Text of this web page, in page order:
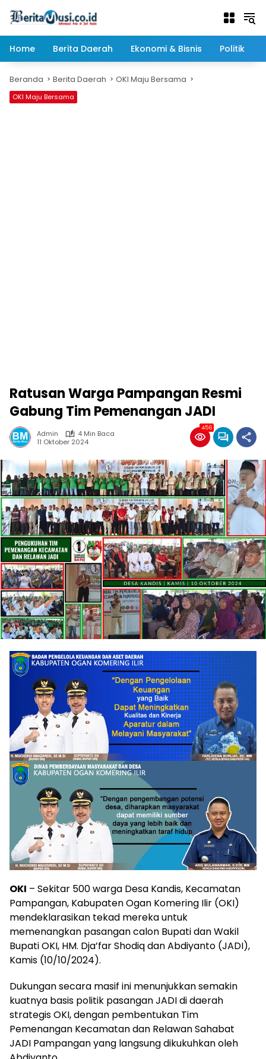
Home
Berita Daerah Ekonomi & Bisnis Politik
Beranda Berita Daerah OKI Maju Bersama
OKI Maju Bersama
Ratusan Warga Pampangan Resmi
Gabung Tim Pemenangan JADI
Admin
4 Min Baca
11 Oktober 2024
456
OKI – Sekitar 500 warga Desa Kandis, Kecamatan
Pampangan, Kabupaten Ogan Komering Ilir (OKI)
mendeklarasikan tekad mereka untuk
memenangkan pasangan calon Bupati dan Wakil
Bupati OKI, HM. Dja’far Shodiq dan Abdiyanto (JADI),
Kamis (10/10/2024).
Dukungan secara masif ini menunjukkan semakin
kuatnya basis politik pasangan JADI di daerah
strategis OKI, dengan pembentukan Tim
Pemenangan Kecamatan dan Relawan Sahabat
JADI Pampangan yang langsung dikukuhkan oleh